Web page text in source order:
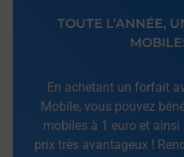
TOUTE L’ANNÉE,
En achetant un forfait
Mobile, vous pouvez
mobiles à 1 euro et
prix très avantageux !